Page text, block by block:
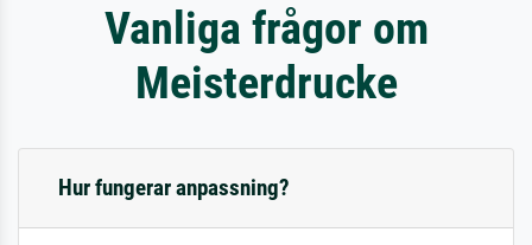
Vanliga frågor om
Meisterdrucke
Hur fungerar anpassning?